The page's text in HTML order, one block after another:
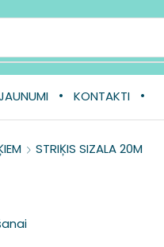
KONTAKTI
STRIĶIS SIZALA 20M